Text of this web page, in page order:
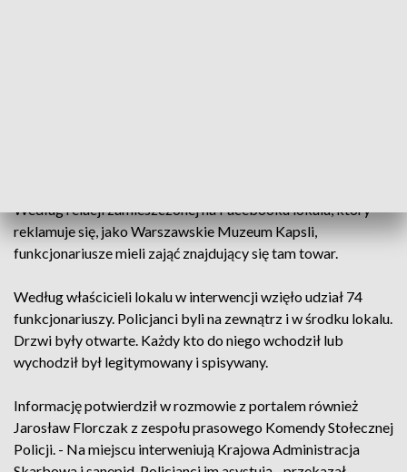
Według relacji zamieszczonej na Facebooku lokalu, który
reklamuje się, jako Warszawskie Muzeum Kapsli,
funkcjonariusze mieli zająć znajdujący się tam towar.
Według właścicieli lokalu w interwencji wzięło udział 74
funkcjonariuszy. Policjanci byli na zewnątrz i w środku lokalu.
Drzwi były otwarte. Każdy kto do niego wchodził lub
wychodził był legitymowany i spisywany.
Informację potwierdził w rozmowie z portalem również
Jarosław Florczak z zespołu prasowego Komendy Stołecznej
Policji. - Na miejscu interweniują Krajowa Administracja